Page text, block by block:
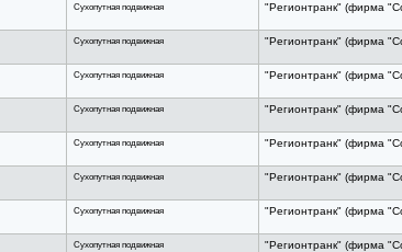
Сухопутная подвижная "Регионтранк" (фирма
Сухопутная подвижная "Регионтранк" (фирма
Сухопутная подвижная "Регионтранк" (фирма
Сухопутная подвижная "Регионтранк" (фирма
Сухопутная подвижная "Регионтранк" (фирма
Сухопутная подвижная "Регионтранк" (фирма
Сухопутная подвижная "Регионтранк" (фирма
Сухопутная подвижная "Регионтранк" (фирма